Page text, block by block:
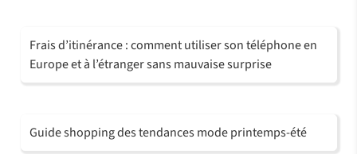
Frais d’itinérance : comment utiliser son téléphone en
Europe et à l’étranger sans mauvaise surprise
Guide shopping des tendances mode printemps-été